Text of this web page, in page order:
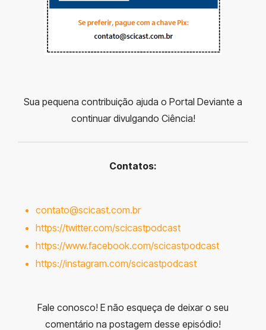
Sua pequena contribuição ajuda o Portal Deviante a
continuar divulgando Ciência!
Contatos:
contato@scicast.com.br
https://twitter.com/scicastpodcast
https://www.facebook.com/scicastpodcast
https://instagram.com/scicastpodcast
Fale conosco! E não esqueça de deixar o seu
comentário na postagem desse episódio!